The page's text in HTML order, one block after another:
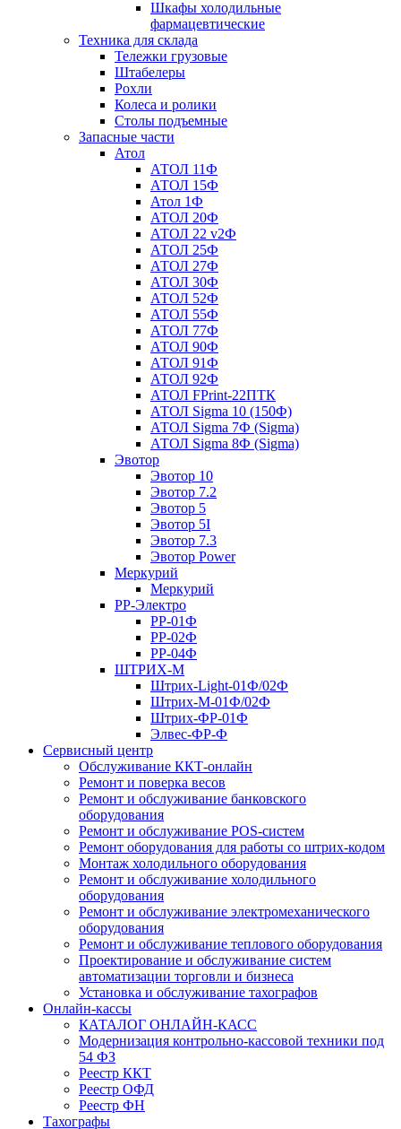
Шкафы холодильные
фармацевтические
Техника для склада
Тележки грузовые
Штабелеры
Рохли
Колеса и ролики
Столы подъемные
Запасные части
Атол
АТОЛ 11Ф
АТОЛ 15Ф
Атол 1Ф
АТОЛ 20Ф
АТОЛ 22 v2Ф
АТОЛ 25Ф
АТОЛ 27Ф
АТОЛ 30Ф
АТОЛ 52Ф
АТОЛ 55Ф
АТОЛ 77Ф
АТОЛ 90Ф
АТОЛ 91Ф
АТОЛ 92Ф
АТОЛ FPrint-22ПТК
АТОЛ Sigma 10 (150Ф)
АТОЛ Sigma 7Ф (Sigma)
АТОЛ Sigma 8Ф (Sigma)
Эвотор
Эвотор 10
Эвотор 7.2
Эвотор 5
Эвотор 5I
Эвотор 7.3
Эвотор Power
Меркурий
Меркурий
РР-Электро
РР-01Ф
РР-02Ф
РР-04Ф
ШТРИХ-М
Штрих-Light-01Ф/02Ф
Штрих-М-01Ф/02Ф
Штрих-ФР-01Ф
Элвес-ФР-Ф
Сервисный центр
Обслуживание ККТ-онлайн
Ремонт и поверка весов
Ремонт и обслуживание банковского
оборудования
Ремонт и обслуживание POS-систем
Ремонт оборудования для работы со штрих-кодом
Монтаж холодильного оборудования
Ремонт и обслуживание холодильного
оборудования
Ремонт и обслуживание электромеханического
оборудования
Ремонт и обслуживание теплового оборудования
Проектирование и обслуживание систем
автоматизации торговли и бизнеса
Установка и обслуживание тахографов
Онлайн-кассы
КАТАЛОГ ОНЛАЙН-КАСС
Модернизация контрольно-кассовой техники под
54 ФЗ
Реестр ККТ
Реестр ОФД
Реестр ФН
Тахографы